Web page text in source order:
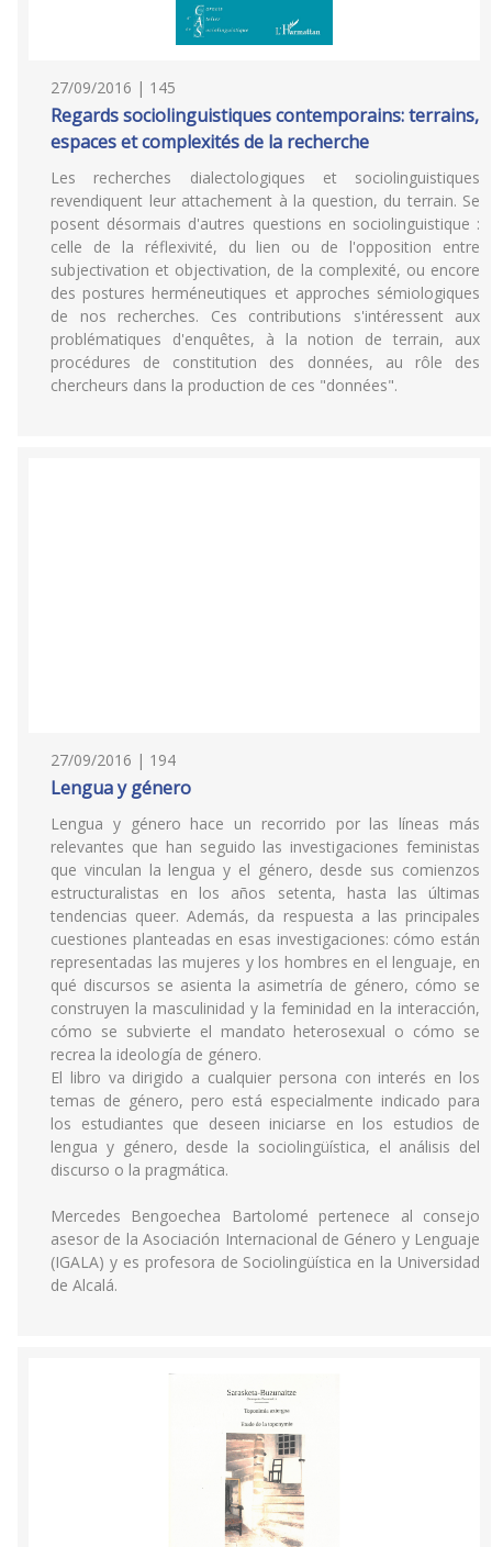
27/09/2016 | 145
Regards sociolinguistiques contemporains: terrains,
espaces et complexités de la recherche
Les recherches dialectologiques et sociolinguistiques
revendiquent leur attachement à la question, du terrain. Se
posent désormais d'autres questions en sociolinguistique :
celle de la réflexivité, du lien ou de l'opposition entre
subjectivation et objectivation, de la complexité, ou encore
des postures herméneutiques et approches sémiologiques
de nos recherches. Ces contributions s'intéressent aux
problématiques d'enquêtes, à la notion de terrain, aux
procédures de constitution des données, au rôle des
chercheurs dans la production de ces "données".
27/09/2016 | 194
Lengua y género
Lengua y género hace un recorrido por las líneas más
relevantes que han seguido las investigaciones feministas
que vinculan la lengua y el género, desde sus comienzos
estructuralistas en los años setenta, hasta las últimas
tendencias queer. Además, da respuesta a las principales
cuestiones planteadas en esas investigaciones: cómo están
representadas las mujeres y los hombres en el lenguaje, en
qué discursos se asienta la asimetría de género, cómo se
construyen la masculinidad y la feminidad en la interacción,
cómo se subvierte el mandato heterosexual o cómo se
recrea la ideología de género.
El libro va dirigido a cualquier persona con interés en los
temas de género, pero está especialmente indicado para
los estudiantes que deseen iniciarse en los estudios de
lengua y género, desde la sociolingüística, el análisis del
discurso o la pragmática.
Mercedes Bengoechea Bartolomé pertenece al consejo
asesor de la Asociación Internacional de Género y Lenguaje
(IGALA) y es profesora de Sociolingüística en la Universidad
de Alcalá.